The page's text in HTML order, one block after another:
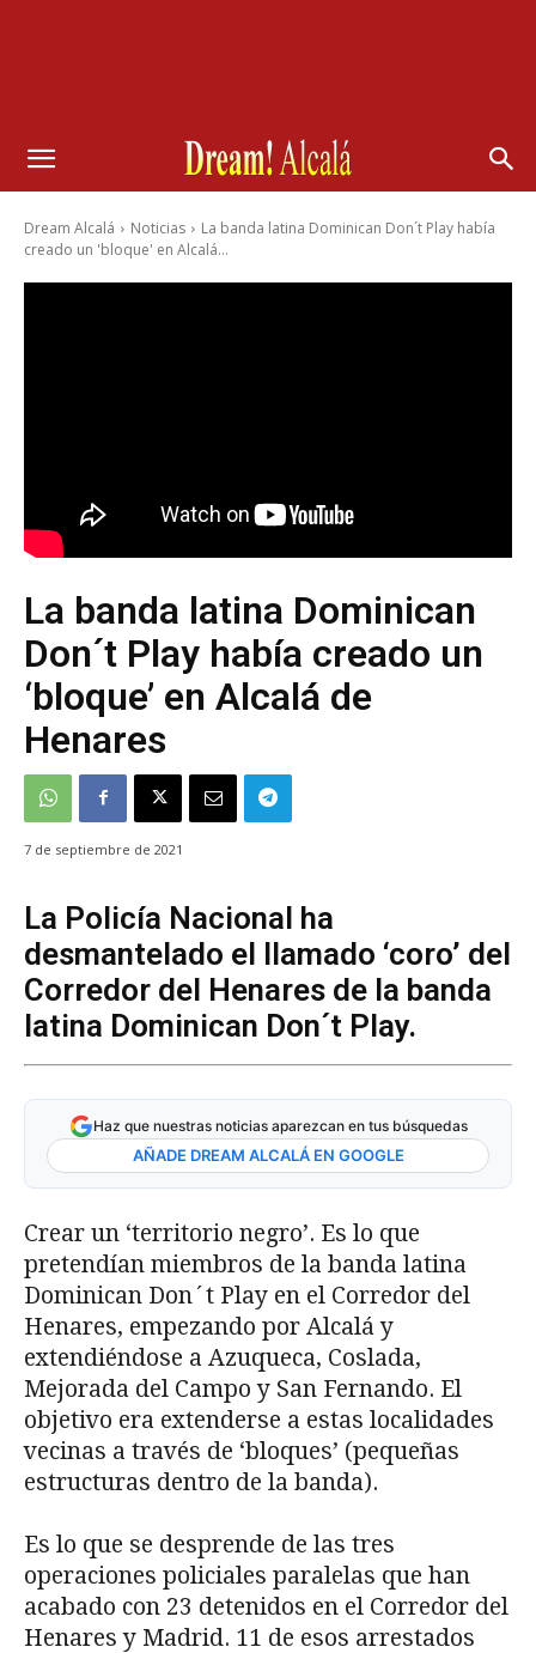
Dream Alcalá Noticias
La banda latina Dominican Don´t Play había
creado un 'bloque' en Alcalá...
La banda latina Dominican
Don´t Play había creado un
‘bloque’ en Alcalá de
Henares
7 de septiembre de 2021
La Policía Nacional ha
desmantelado el llamado ‘coro’ del
Corredor del Henares de la banda
latina Dominican Don´t Play.
Haz que nuestras noticias aparezcan en tus búsquedas
AÑADE DREAM ALCALÁ EN GOOGLE
Crear un ‘territorio negro’. Es lo que
pretendían miembros de la banda latina
Dominican Don´t Play en el Corredor del
Henares, empezando por Alcalá y
extendiéndose a Azuqueca, Coslada,
Mejorada del Campo y San Fernando. El
objetivo era extenderse a estas localidades
vecinas a través de ‘bloques’ (pequeñas
estructuras dentro de la banda).
Es lo que se desprende de las tres
operaciones policiales paralelas que han
acabado con 23 detenidos en el Corredor del
Henares y Madrid. 11 de esos arrestados